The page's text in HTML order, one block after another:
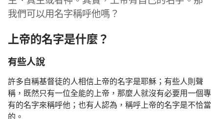
我們可以用名字稱呼他嗎？
上帝的名字是什麼？
有些人說
許多自稱基督徒的人相信上帝的名字是耶穌；有些人則聲
稱，既然只有一位全能的上帝，那麼人就沒有必要用一個專
有的名字來稱呼他；也有人認為，稱呼上帝的名字是不恰當
的。